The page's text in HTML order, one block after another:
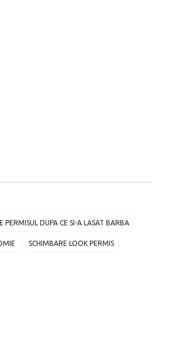
PERMISUL DUPA CE SI-A LASAT BARBA
SCHIMBARE LOOK PERMIS